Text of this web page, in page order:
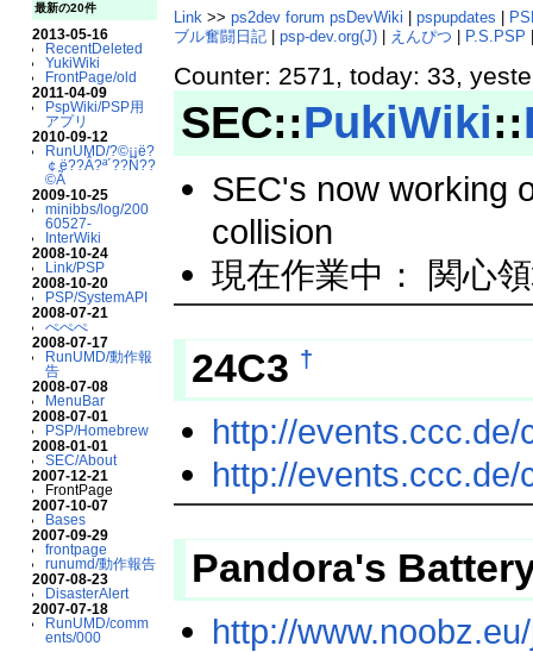
最新の20件
2013-05-16
RecentDeleted
YukiWiki
FrontPage/old
2011-04-09
PspWiki/PSP用
アプリ
2010-09-12
RunUMD/?©¡¡ë?
￠ë??Â?ª´??Ñ??
©Ã
2009-10-25
minibbs/log/200
60527-
InterWiki
2008-10-24
Link/PSP
2008-10-20
PSP/SystemAPI
2008-07-21
ぺぺぺ
2008-07-17
RunUMD/動作報
告
2008-07-08
MenuBar
2008-07-01
PSP/Homebrew
2008-01-01
SEC/About
2007-12-21
FrontPage
2007-10-07
Bases
2007-09-29
frontpage
runumd/動作報告
2007-08-23
DisasterAlert
2007-07-18
RunUMD/comm
ents/000
Link >>ps2dev forum psDevWiki |pspupdates
ブル奮闘日記 |psp-dev.org(J) えんぴつ P.S.PSP
Counter: 2571, today: 33,
SEC::PukiWiki::
SEC's now working
collision
現在作業中： 関心
24C3 †
http://
http://
Pandora's
http://